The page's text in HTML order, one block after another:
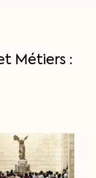
Métiers :